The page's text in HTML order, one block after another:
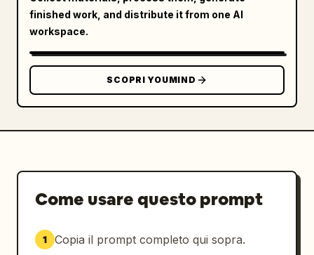
finished work, and distribute it from one AI
workspace.
SCOPRI YOUMIND
Come usare questo prompt
1 Copia il prompt completo qui sopra.